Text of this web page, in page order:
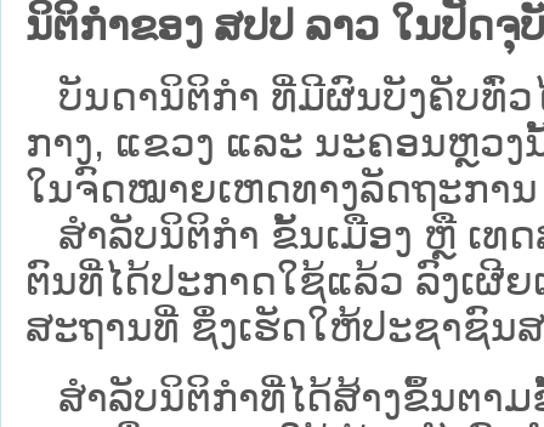
ນິຕິກຳຂອງ ສປປ ລາວ ໃນປັດ
ບັນດານິຕິກໍາ ທີ່ມີຜົນບັງຄັບທົ່
ກາງ, ແຂວງ ແລະ ນະຄອນຫຼວ
ໃນຈົດໝາຍເຫດທາງລັດຖະການ
ສຳລັບນິ​ຕິ​ກຳ ຂັ້ນເມືອງ ຫຼື ເທ
ຕົນທີ່ໄດ້ປະກາດໃຊ້ແລ້ວ ລົງ​ເຜີ
ສະຖານທີ່ ຊຶ່ງເຮັດໃຫ້ປະຊາຊົນສ
ສໍາລັບນິຕິກໍາທີ່ໄດ້ສ້າງຂຶ້ນຕາ